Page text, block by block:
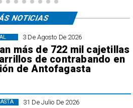
3 De Agosto De 2026
más de 722 mil cajetillas
de contrabando en
de Antofagasta
31 De Julio De 2026
NOTICIAS